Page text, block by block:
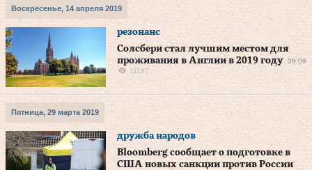
Воскресенье, 14 апреля 2019
резонанс
Солсбери стал лучшим местом для
проживания в Англии в 2019 году
09:09
11187
Пятница, 29 марта 2019
дружба народов
Bloomberg сообщает о подготовке в
США новых санкции против России